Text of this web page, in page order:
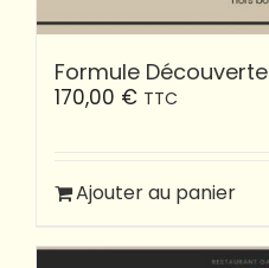
Formule Découverte
170,00 € TTC
Ajouter au panier